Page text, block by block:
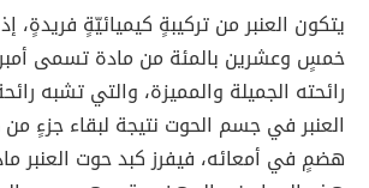
يتكون العنبر من تركيبةٍ كيميائيّةٍ فريدةٍ،
خمسٍ وعشرين بالمئة من مادة تسمى
رائحته الجميلة والمميزة، والتي تشبه
العنبر في جسم الحوت نتيجة لبقاء جزءٍ
هضمٍ في أمعائه، فيفرز كبد حوت العنبر